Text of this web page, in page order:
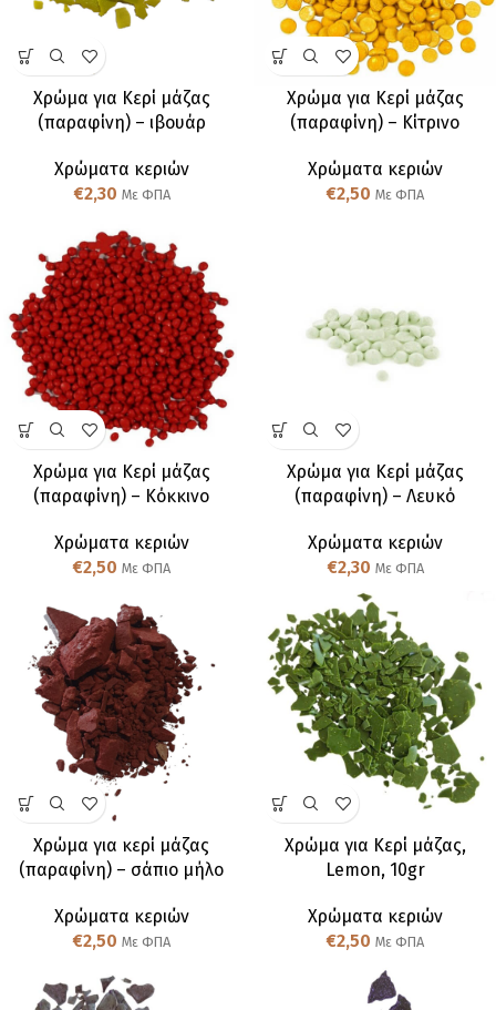
Χρώμα για Κερί μάζας
(παραφίνη) – ιβουάρ
Χρώματα κεριών
€2,30 Με ΦΠΑ
Χρώμα για Κερί μάζας
(παραφίνη) – Κίτρινο
Χρώματα κεριών
€2,50 Με ΦΠΑ
Χρώμα για Κερί μάζας
(παραφίνη) – Κόκκινο
Χρώματα κεριών
€2,50 Με ΦΠΑ
Χρώμα για Κερί μάζας
(παραφίνη) – Λευκό
Χρώματα κεριών
€2,30 Με ΦΠΑ
Χρώμα για κερί μάζας
(παραφίνη) – σάπιο μήλο
Χρώματα κεριών
€2,50 Με ΦΠΑ
Χρώμα για Κερί μάζας,
Lemon, 10gr
Χρώματα κεριών
€2,50 Με ΦΠΑ